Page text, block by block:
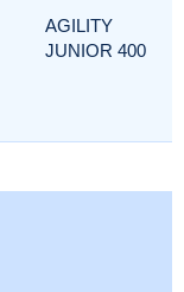
AGILITY
JUNIOR 400